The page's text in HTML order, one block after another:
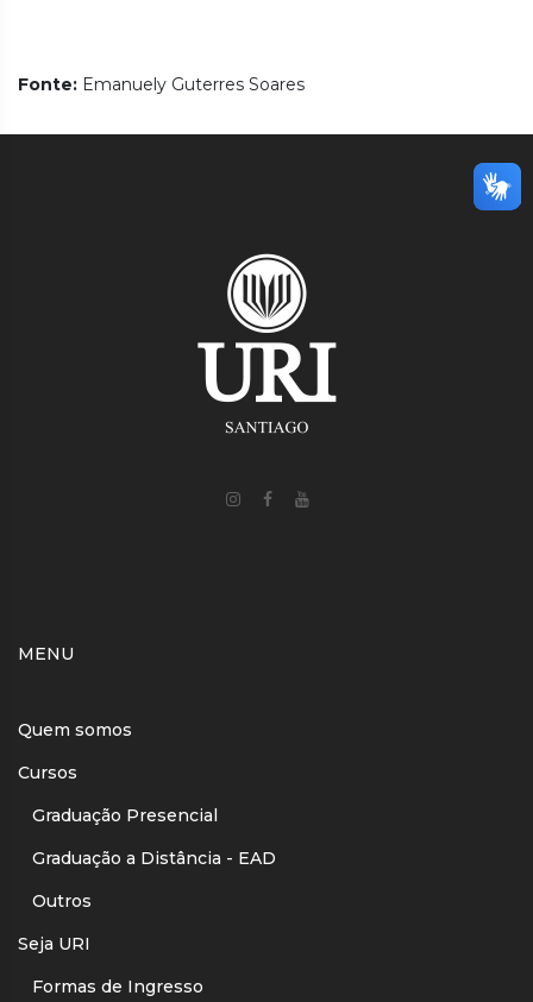
Fonte: Emanuely Guterres Soares
MENU
Quem somos
Cursos
Graduação Presencial
Graduação a Distância - EAD
Outros
Seja URI
Formas de Ingresso